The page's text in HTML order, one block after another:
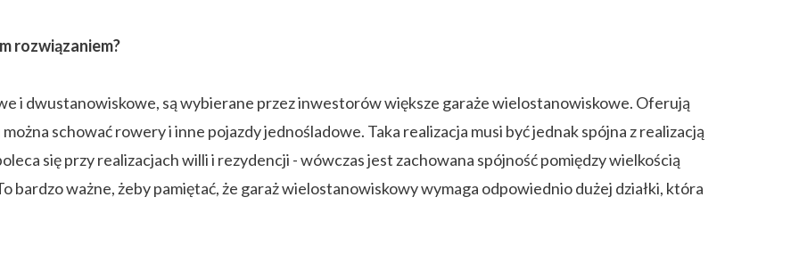
rozwiązaniem?
i dwustanowiskowe, są wybierane przez inwestorów większe garaże wielostanowiskowe. Oferują
schować rowery i inne pojazdy jednośladowe. Taka realizacja musi być jednak spójna z realizacją
się przy realizacjach willi i rezydencji - wówczas jest zachowana spójność pomiędzy wielkością
bardzo ważne, żeby pamiętać, że garaż wielostanowiskowy wymaga odpowiednio dużej działki, która